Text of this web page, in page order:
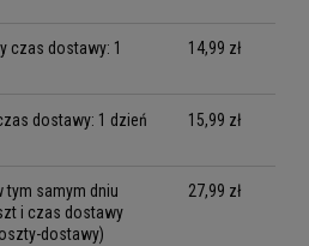
czas dostawy: 1
14,99 zł
dostawy: 1 dzień
15,99 zł
tym samym dniu
i czas dostawy
dostawy)
27,99 zł